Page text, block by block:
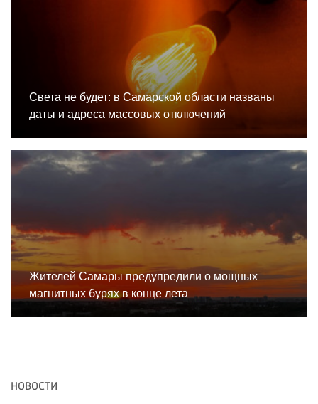
Света не будет: в Самарской области названы
даты и адреса массовых отключений
Жителей Самары предупредили о мощных
магнитных бурях в конце лета
НОВОСТИ